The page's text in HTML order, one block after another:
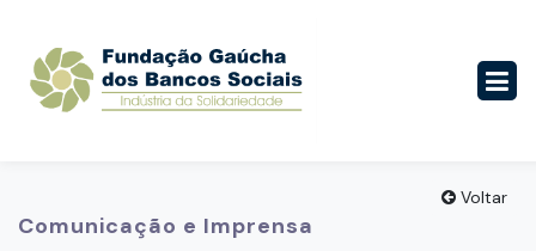
Voltar
Comunicação e Imprensa